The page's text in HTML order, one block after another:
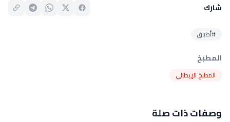
شارك
#أطباق
المطبخ
المطبخ الإيطالي
وصفات ذات صلة